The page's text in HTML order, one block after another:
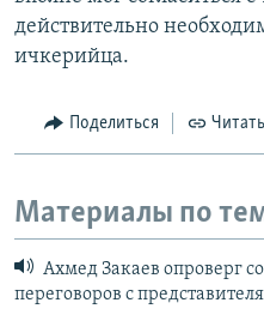
действительно
ичкерийца.
Поделиться
Материалы по
Ахмед Закаев опроверг
переговоров с